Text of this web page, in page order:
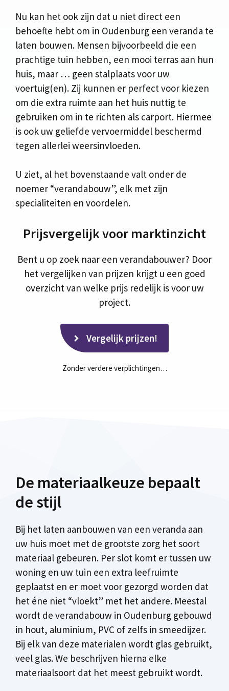
Nu kan het ook zijn dat u niet direct een
behoefte hebt om in Oudenburg een veranda te
laten bouwen. Mensen bijvoorbeeld die een
prachtige tuin hebben, een mooi terras aan hun
huis, maar … geen stalplaats voor uw
voertuig(en). Zij kunnen er perfect voor kiezen
om die extra ruimte aan het huis nuttig te
gebruiken om in te richten als carport. Hiermee
is ook uw geliefde vervoermiddel beschermd
tegen allerlei weersinvloeden.
U ziet, al het bovenstaande valt onder de
noemer “verandabouw”, elk met zijn
specialiteiten en voordelen.
Prijsvergelijk voor marktinzicht
Bent u op zoek naar een verandabouwer? Door
het vergelijken van prijzen krijgt u een goed
overzicht van welke prijs redelijk is voor uw
project.
Vergelijk prijzen!
Zonder verdere verplichtingen…
De materiaalkeuze bepaalt
de stijl
Bij het laten aanbouwen van een veranda aan
uw huis moet met de grootste zorg het soort
materiaal gebeuren. Per slot komt er tussen uw
woning en uw tuin een extra leefruimte
geplaatst en er moet voor gezorgd worden dat
het éne niet “vloekt” met het andere. Meestal
wordt de verandabouw in Oudenburg gebouwd
in hout, aluminium, PVC of zelfs in smeedijzer.
Bij elk van deze materialen wordt glas gebruikt,
veel glas. We beschrijven hierna elke
materiaalsoort dat het meest gebruikt wordt.